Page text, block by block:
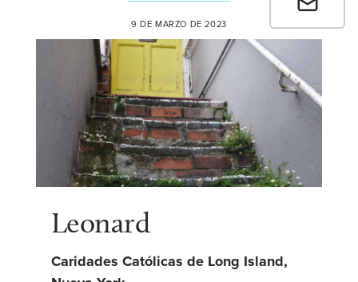
9 DE MARZO DE 2023
Leonard
Caridades Católicas de Long Island,